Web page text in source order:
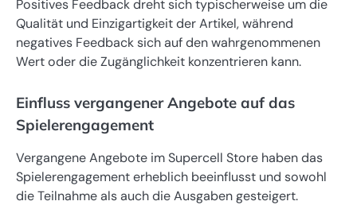
Positives Feedback dreht sich typischerweise um die
Qualität und Einzigartigkeit der Artikel, während
negatives Feedback sich auf den wahrgenommenen
Wert oder die Zugänglichkeit konzentrieren kann.
Einfluss vergangener Angebote auf das
Spielerengagement
Vergangene Angebote im Supercell Store haben das
Spielerengagement erheblich beeinflusst und sowohl
die Teilnahme als auch die Ausgaben gesteigert.